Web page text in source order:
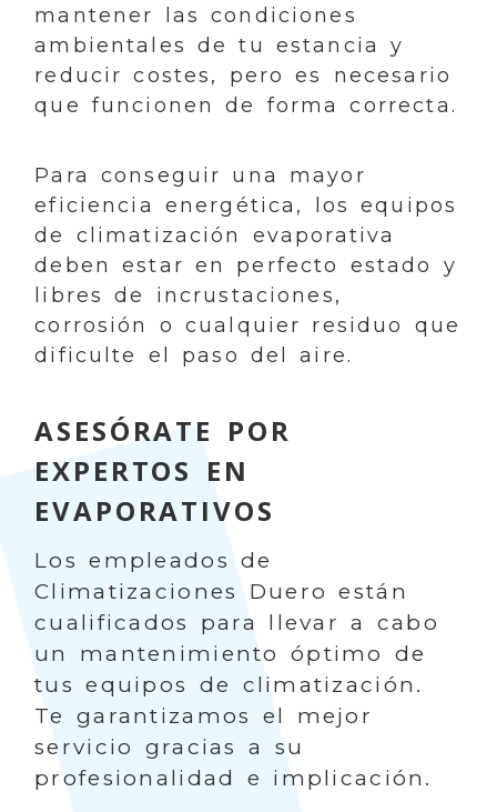
mantener las condiciones
ambientales de tu estancia y
reducir costes, pero es necesario
que funcionen de forma correcta.
Para conseguir una mayor
eficiencia energética, los equipos
de climatización evaporativa
deben estar en perfecto estado y
libres de incrustaciones,
corrosión o cualquier residuo que
dificulte el paso del aire.
ASESÓRATE POR
EXPERTOS EN
EVAPORATIVOS
Los empleados de
Climatizaciones Duero están
cualificados para llevar a cabo
un mantenimiento óptimo de
tus equipos de climatización.
Te garantizamos el mejor
servicio gracias a su
profesionalidad e implicación.